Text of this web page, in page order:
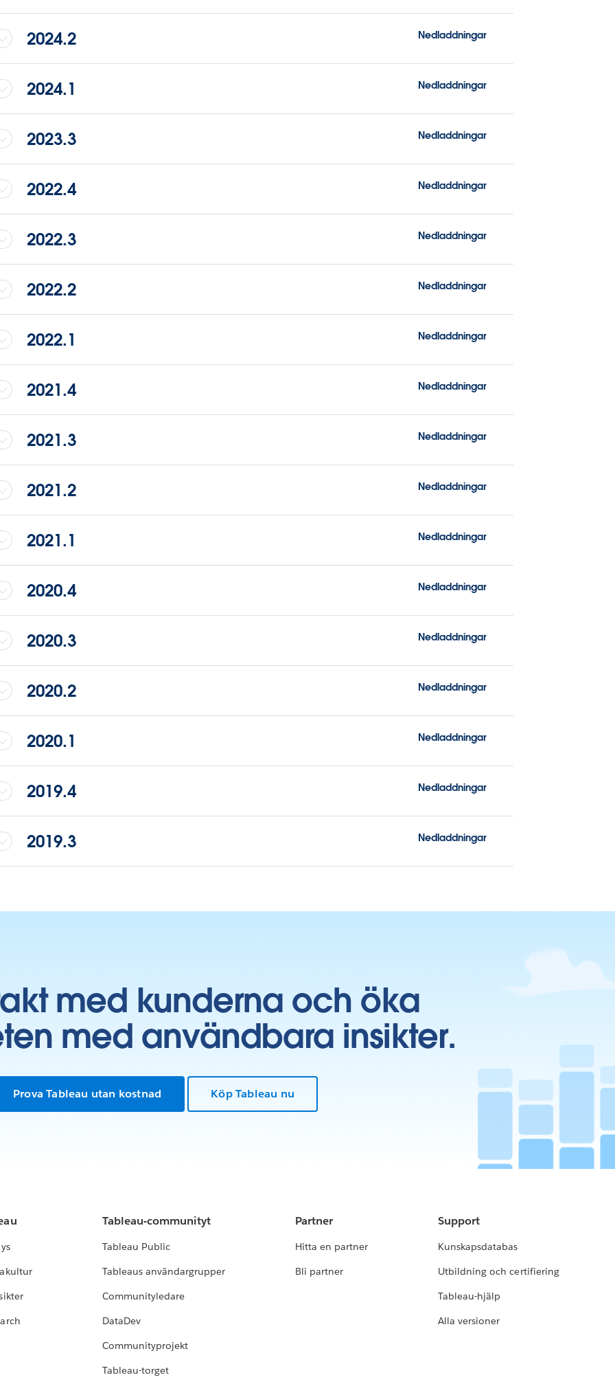
2024.2 Nedladdningar
2024.1 Nedladdningar
2023.3 Nedladdningar
2022.4 Nedladdningar
2022.3 Nedladdningar
2022.2 Nedladdningar
2022.1 Nedladdningar
2021.4 Nedladdningar
2021.3 Nedladdningar
2021.2 Nedladdningar
2021.1 Nedladdningar
2020.4 Nedladdningar
2020.3 Nedladdningar
2020.2 Nedladdningar
2020.1 Nedladdningar
2019.4 Nedladdningar
2019.3 Nedladdningar
med kunderna och öka
med användbara insikter.
Prova Tableau utan kostnad Köp Tableau nu
Tableau-communityt
Tableau Public
Tableaus användargrupper
Communityledare
DataDev
Communityprojekt
Tableau-torget
Partner
Hitta en partner
Bli partner
Support
Kunskapsdatabas
Utbildning och certifiering
Tableau-hjälp
Alla versioner